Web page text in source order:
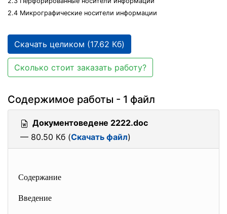
2.4 Микрографические носители информации
Скачать целиком (17.62 Кб)
Сколько стоит заказать работу?
Содержимое работы - 1 файл
Документоведене 2222.doc
— 80.50 Кб (Скачать файл)
Содержание
Введение